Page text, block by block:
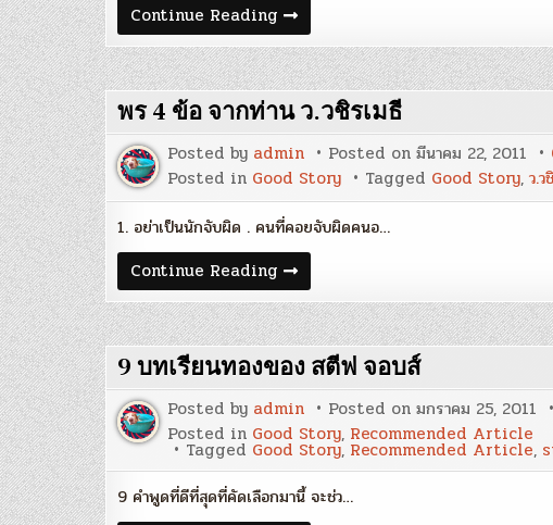
Continue Reading คำ
แนะนำ
สำหรับ
ปี
ใหม่
จาก
‘วอร์เรน
บัฟเฟตต์’
พร 4 ข้อ จากท่าน ว.วชิรเมธี
Posted by admin Posted on มีนาคม 22, 2011
Posted in Good Story Tagged Good Story, ว.ว
1. อย่าเป็นนักจับผิด . คนที่คอยจับผิดคนอ…
Continue Reading พร
4
ข้อ
จาก
ท่าน
ว.วชิร
เมธี
9 บทเรียนทองของ สตีฟ จอบส์
Posted by admin Posted on มกราคม 25, 2011
Posted in Good Story, Recommended Article
Tagged Good Story, Recommended Article,
9 คำพูดที่ดีที่สุดที่คัดเลือกมานี้ จะช่ว…